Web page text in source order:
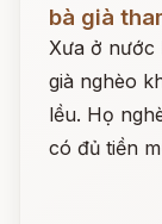
bà già
Xưa ở nước
già nghèo
lều. Họ
có đủ tiền